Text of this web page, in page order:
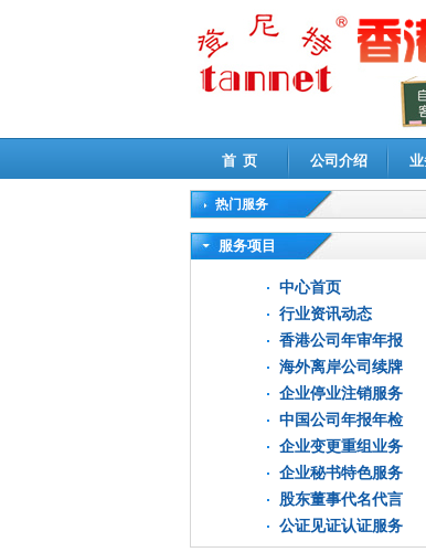
首 页 公司介绍
热门服务
高新技术企业认定审计|企业所得税
服务项目
中心首页
行业资讯动态
香港公司年审年报
海外离岸公司续牌
企业停业注销服务
中国公司年报年检
企业变更重组业务
企业秘书特色服务
股东董事代名代言
公证见证认证服务